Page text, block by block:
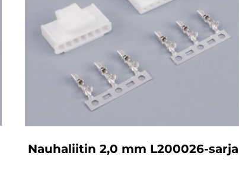
Nauhaliitin 2,0 mm L200026-sarja